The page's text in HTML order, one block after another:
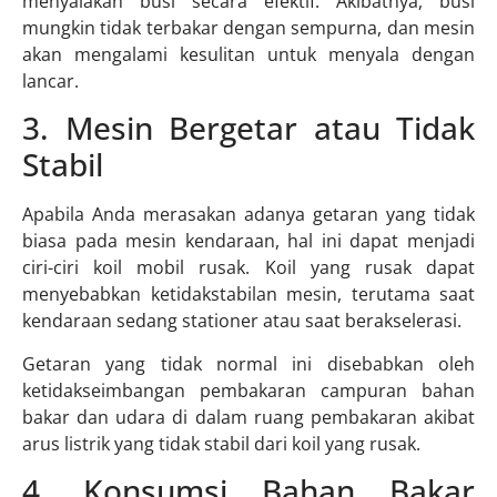
mungkin tidak terbakar dengan sempurna, dan mesin
akan mengalami kesulitan untuk menyala dengan
lancar.
3. Mesin Bergetar atau Tidak
Stabil
Apabila Anda merasakan adanya getaran yang tidak
biasa pada mesin kendaraan, hal ini dapat menjadi
ciri-ciri koil mobil rusak. Koil yang rusak dapat
menyebabkan ketidakstabilan mesin, terutama saat
kendaraan sedang stationer atau saat berakselerasi.
Getaran yang tidak normal ini disebabkan oleh
ketidakseimbangan pembakaran campuran bahan
bakar dan udara di dalam ruang pembakaran akibat
arus listrik yang tidak stabil dari koil yang rusak.